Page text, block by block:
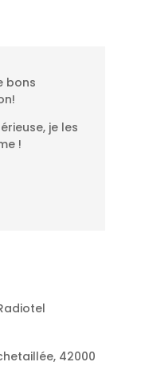
bons
je les
!
42000